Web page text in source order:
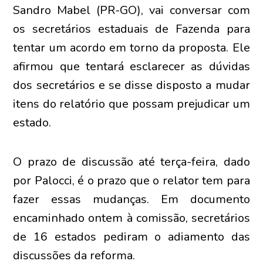
Sandro Mabel (PR-GO), vai conversar com
os secretários estaduais de Fazenda para
tentar um acordo em torno da proposta. Ele
afirmou que tentará esclarecer as dúvidas
dos secretários e se disse disposto a mudar
itens do relatório que possam prejudicar um
estado.
O prazo de discussão até terça-feira, dado
por Palocci, é o prazo que o relator tem para
fazer essas mudanças. Em documento
encaminhado ontem à comissão, secretários
de 16 estados pediram o adiamento das
discussões da reforma.